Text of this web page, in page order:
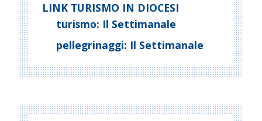
LINK TURISMO IN DIOCESI
turismo: Il Settimanale
pellegrinaggi: Il Settimanale